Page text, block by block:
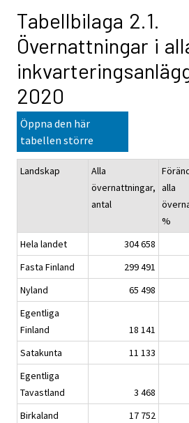
Tabellbilaga 2.1.
Övernattningar i
2020
Öppna den här
tabellen större
Landskap
Alla
övernattningar,
antal
alla
%
Hela landet
304 658
Fasta Finland
299 491
Nyland
65 498
Egentliga
Finland
18 141
Satakunta
11 133
Egentliga
Tavastland
3 468
Birkaland
17 752